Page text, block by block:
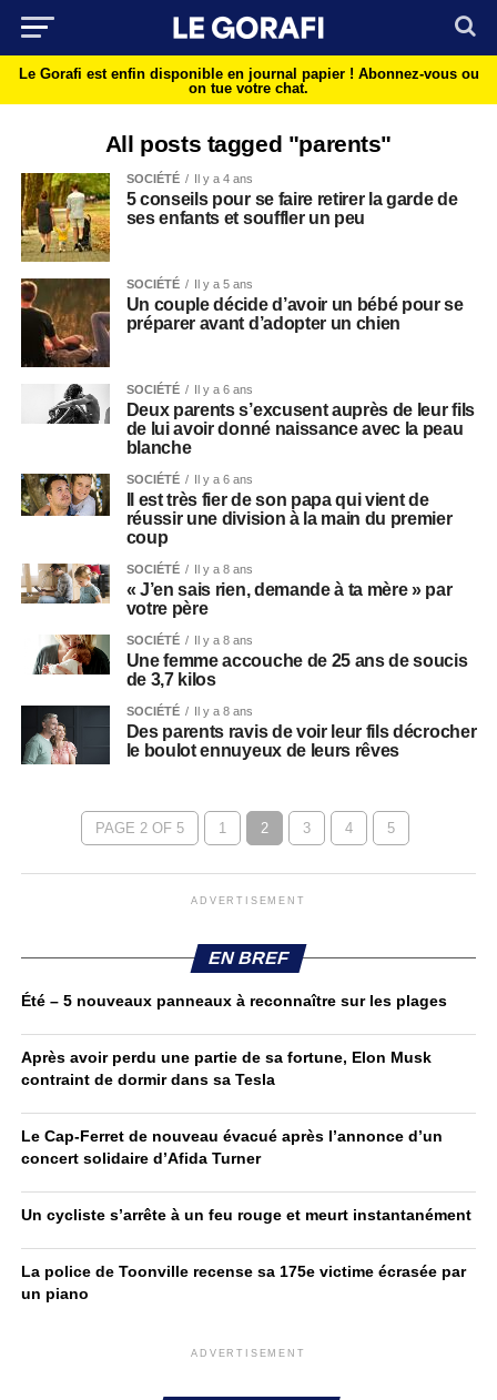
Le Gorafi est enfin disponible en journal papier ! Abonnez-vous ou
on tue votre chat.
All posts tagged "parents"
SOCIÉTÉ Il y a 4 ans
5 conseils pour se faire retirer la garde de
ses enfants et souffler un peu
SOCIÉTÉ Il y a 5 ans
Un couple décide d’avoir un bébé pour se
préparer avant d’adopter un chien
SOCIÉTÉ Il y a 6 ans
Deux parents s’excusent auprès de leur fils
de lui avoir donné naissance avec la peau
blanche
SOCIÉTÉ Il y a 6 ans
Il est très fier de son papa qui vient de
réussir une division à la main du premier
coup
SOCIÉTÉ Il y a 8 ans
« J’en sais rien, demande à ta mère » par
votre père
SOCIÉTÉ Il y a 8 ans
Une femme accouche de 25 ans de soucis
de 3,7 kilos
SOCIÉTÉ Il y a 8 ans
Des parents ravis de voir leur fils décrocher
le boulot ennuyeux de leurs rêves
PAGE 2 OF 5 1 2 3 4 5
ADVERTISEMENT
EN BREF
Été – 5 nouveaux panneaux à reconnaître sur les plages
Après avoir perdu une partie de sa fortune, Elon Musk
contraint de dormir dans sa Tesla
Le Cap-Ferret de nouveau évacué après l’annonce d’un
concert solidaire d’Afida Turner
Un cycliste s’arrête à un feu rouge et meurt instantanément
La police de Toonville recense sa 175e victime écrasée par
un piano
ADVERTISEMENT